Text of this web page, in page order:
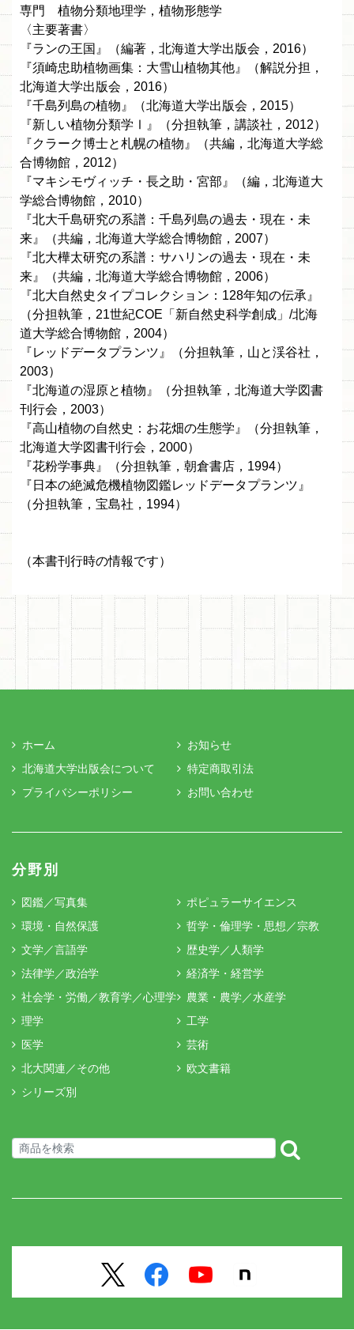
専門 植物分類地理学，植物形態学
〈主要著書〉
『ランの王国』（編著，北海道大学出版会，2016）
『須崎忠助植物画集：大雪山植物其他』（解説分担，
北海道大学出版会，2016）
『千島列島の植物』（北海道大学出版会，2015）
『新しい植物分類学Ⅰ』（分担執筆，講談社，2012）
『クラーク博士と札幌の植物』（共編，北海道大学総
合博物館，2012）
『マキシモヴィッチ・長之助・宮部』（編，北海道大
学総合博物館，2010）
『北大千島研究の系譜：千島列島の過去・現在・未
来』（共編，北海道大学総合博物館，2007）
『北大樺太研究の系譜：サハリンの過去・現在・未
来』（共編，北海道大学総合博物館，2006）
『北大自然史タイプコレクション：128年知の伝承』
（分担執筆，21世紀COE「新自然史科学創成」/北海
道大学総合博物館，2004）
『レッドデータプランツ』（分担執筆，山と渓谷社，
2003）
『北海道の湿原と植物』（分担執筆，北海道大学図書
刊行会，2003）
『高山植物の自然史：お花畑の生態学』（分担執筆，
北海道大学図書刊行会，2000）
『花粉学事典』（分担執筆，朝倉書店，1994）
『日本の絶滅危機植物図鑑レッドデータプランツ』
（分担執筆，宝島社，1994）
（本書刊行時の情報です）
ホーム
お知らせ
北海道大学出版会について
特定商取引法
プライバシーポリシー
お問い合わせ
分野別
図鑑／写真集
ポピュラーサイエンス
環境・自然保護
哲学・倫理学・思想／宗教
文学／言語学
歴史学／人類学
法律学／政治学
経済学・経営学
社会学・労働／教育学／心理学
農業・農学／水産学
理学
工学
医学
芸術
北大関連／その他
欧文書籍
シリーズ別